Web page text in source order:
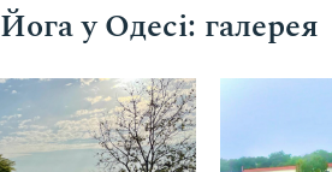
Йога у Одесі: галерея